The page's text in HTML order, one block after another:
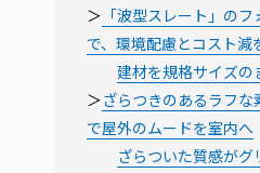
＞ 「波型スレート」の
で、環境配慮とコスト減
建材を規格サイズの
＞ざらつきのあるラフな
で屋外のムードを室内へ
ざらついた質感がグ